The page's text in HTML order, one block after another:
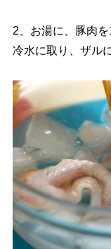
2、お湯に、豚肉
冷水に取り、ザル